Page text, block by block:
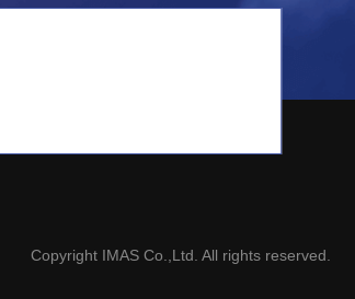
Copyright IMAS Co.,Ltd. All rights reserved.